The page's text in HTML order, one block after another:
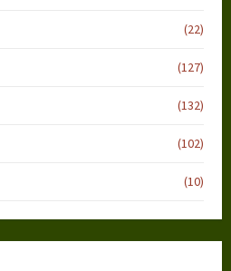
(22)
(127)
(132)
(102)
(10)